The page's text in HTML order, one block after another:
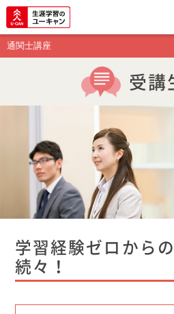
通関士講座
受講
学習経験ゼロから
続々！